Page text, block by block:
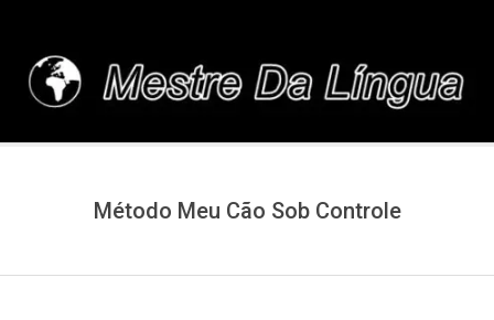
content
Método Meu Cão Sob Controle